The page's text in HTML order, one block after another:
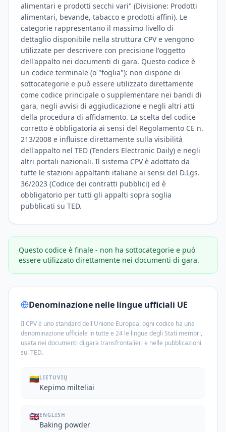
alimentari e prodotti secchi vari" (Divisione: Prodotti
alimentari, bevande, tabacco e prodotti affini). Le
categorie rappresentano il massimo livello di
dettaglio disponibile nella struttura CPV e vengono
utilizzate per descrivere con precisione l'oggetto
dell'appalto nei documenti di gara. Questo codice è
un codice terminale (o "foglia"): non dispone di
sottocategorie e può essere utilizzato direttamente
come codice principale o supplementare nei bandi di
gara, negli avvisi di aggiudicazione e negli altri atti
della procedura di affidamento. La scelta del codice
corretto è obbligatoria ai sensi del Regolamento CE n.
213/2008 e influisce direttamente sulla visibilità
dell'appalto nel TED (Tenders Electronic Daily) e negli
altri portali nazionali. Il sistema CPV è adottato da
tutte le stazioni appaltanti italiane ai sensi del D.Lgs.
36/2023 (Codice dei contratti pubblici) ed è
obbligatorio per tutti gli appalti sopra soglia
pubblicati su TED.
Questo codice è finale - non ha sottocategorie e può
essere utilizzato direttamente nei documenti di gara.
Denominazione nelle lingue ufficiali UE
Il CPV è uno standard dell'Unione Europea: ogni codice ha una
denominazione ufficiale in tutte e 24 le lingue degli Stati membri,
usata nei documenti di gara transfrontalieri e nelle pubblicazioni
sul TED.
🇱🇹LIETUVIŲ
Kepimo milteliai
🇬🇧ENGLISH
Baking powder